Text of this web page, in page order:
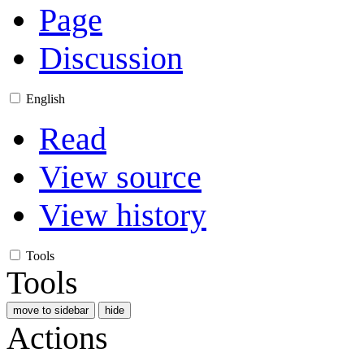
Page
Discussion
English
Read
View source
View history
Tools
Tools
move to sidebar hide
Actions